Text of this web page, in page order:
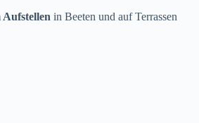
Aufstellen in Beeten und auf Terrassen